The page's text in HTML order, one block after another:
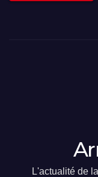
L'actualité de